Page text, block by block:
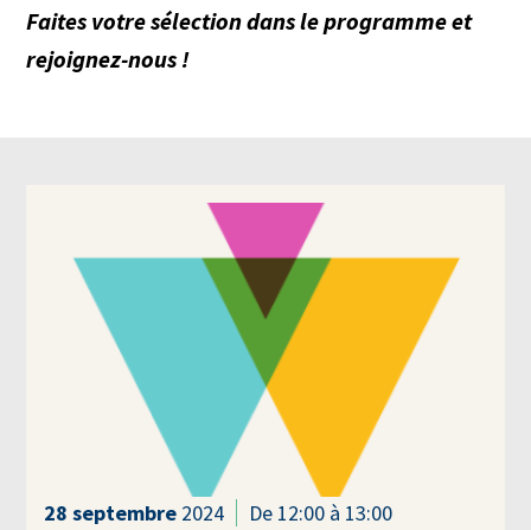
Faites votre sélection dans le programme et
rejoignez-nous !
28 septembre 2024 De 12:00 à 13:00